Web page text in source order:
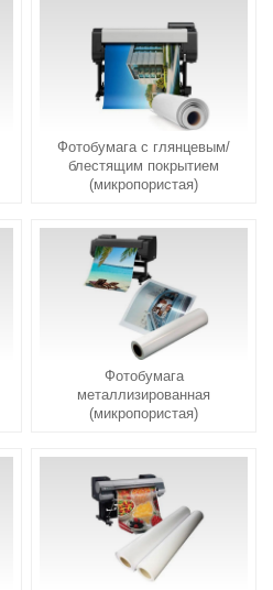
Фотобумага с глянцевым/
блестящим покрытием
(микропористая)
Фотобумага
металлизированная
(микропористая)